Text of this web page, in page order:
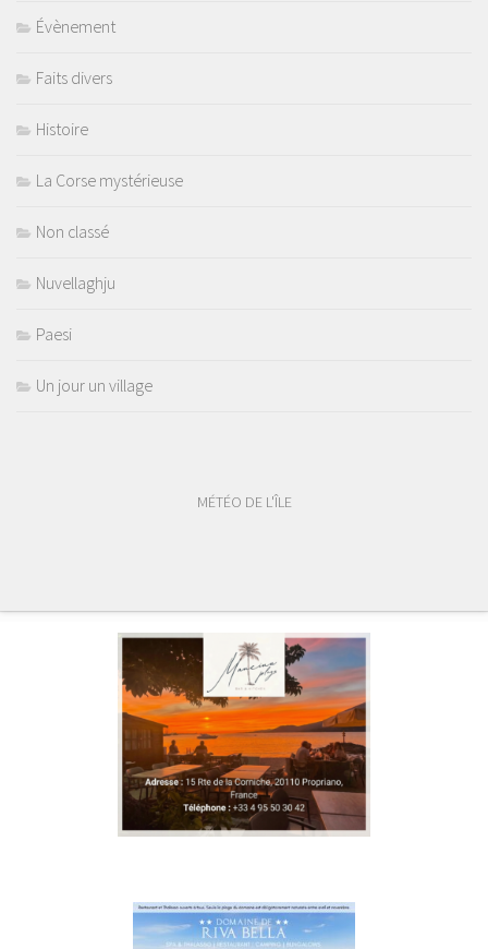
Évènement
Faits divers
Histoire
La Corse mystérieuse
Non classé
Nuvellaghju
Paesi
Un jour un village
MÉTÉO DE L'ÎLE